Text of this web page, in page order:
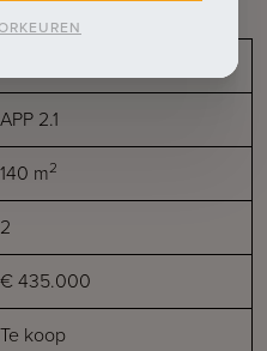
APP 2.1
140 m2
2
€ 435.000
Te koop